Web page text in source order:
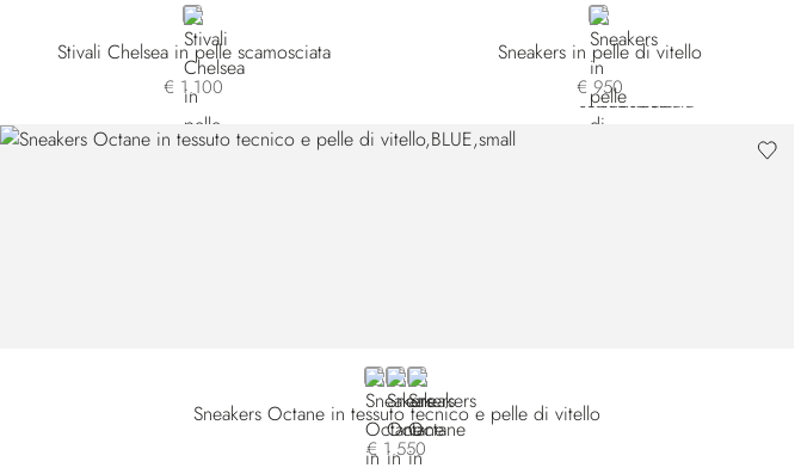
GREY
Stivali Chelsea in pelle scamosciata
€ 1.100
WHITE
Sneakers in pelle di vitello
€ 950
BLUEBEIGEBROWN SNWYTS-M083
Sneakers Octane in tessuto tecnico e pelle di vitello
€ 1.550